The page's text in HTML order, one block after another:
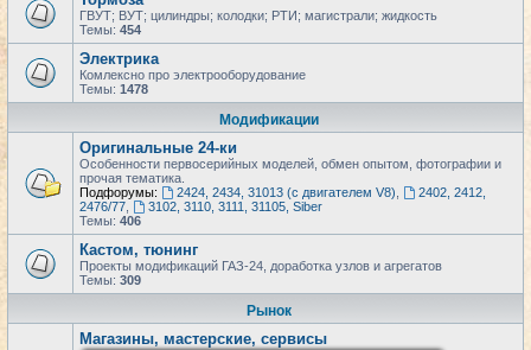
ГВУТ; ВУТ; цилиндры; колодки; РТИ; магистрали; жидкость
Темы: 454
Электрика
Комлексно про электрооборудование
Темы: 1478
Модификации
Оригинальные 24-ки
Особенности первосерийных моделей, обмен опытом, фотографии и
прочая тематика.
Подфорумы:
2424, 2434, 31013 (с двигателем V8)
2402, 2412,
2476/77
3102, 3110, 3111, 31105, Siber
Темы: 406
Кастом, тюнинг
Проекты модификаций ГАЗ-24, доработка узлов и агрегатов
Темы: 309
Рынок
Магазины, мастерские, сервисы